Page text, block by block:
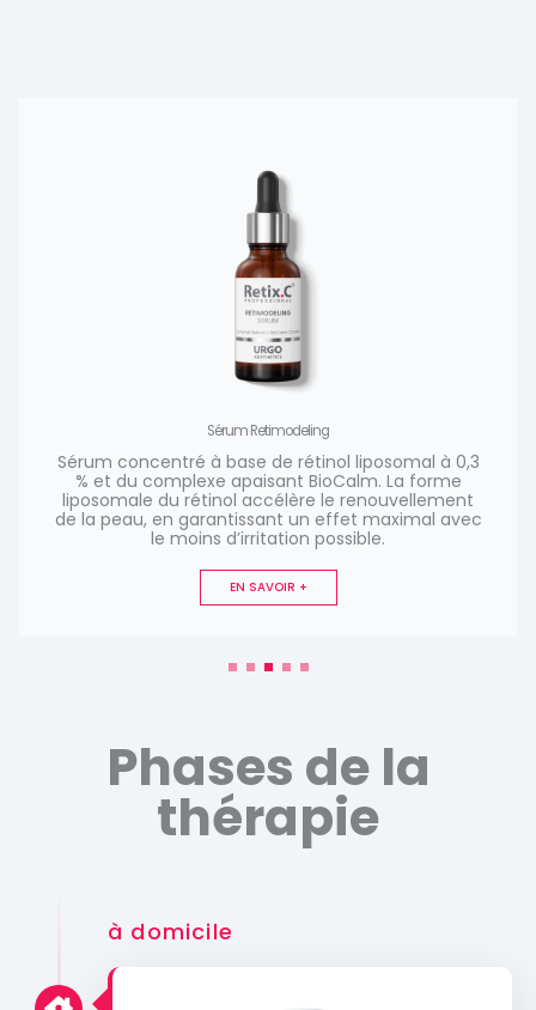
Sérum Retimodeling
Sérum concentré à base de rétinol liposomal à 0,3
% et du complexe apaisant BioCalm. La forme
liposomale du rétinol accélère le renouvellement
de la peau, en garantissant un effet maximal avec
le moins d’irritation possible.
EN SAVOIR +
Phases de la
thérapie
à domicile